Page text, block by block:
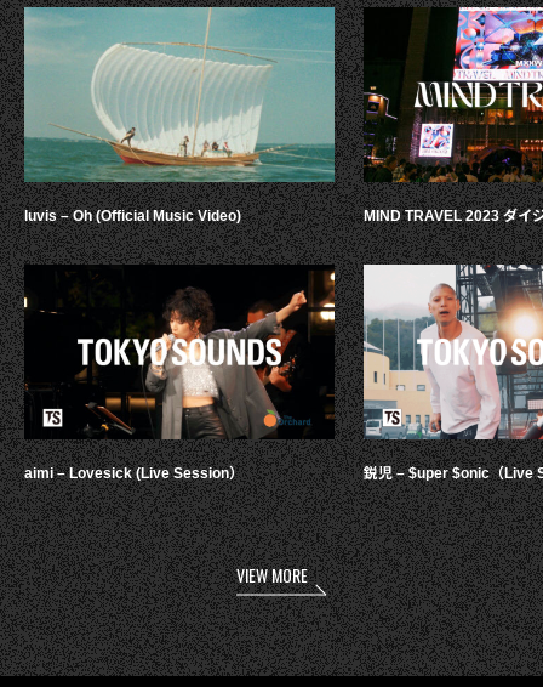
luvis – Oh (Official Music Video)
aimi – Lovesick (Live Session）
MIND TRAVEL 2023 ダイ
鋭児 – $uper $onic（Live
VIEW MORE